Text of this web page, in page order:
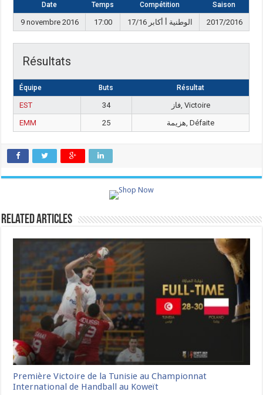
Date Temps Compétition Saison
9 novembre 2016 17:00 17/16 الوطنية أ أكابر 2017/2016
Résultats
Équipe Buts Résultat
EST 34
فاز, Victoire
EMM
25 هزيمة, Défaite
Related Articles
Première Victoire de la Tunisie au Championnat
International de Handball au Koweït